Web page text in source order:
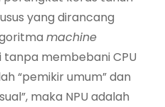
yang dirancang
machine
membebani CPU
“pemikir umum” dan
maka NPU adalah